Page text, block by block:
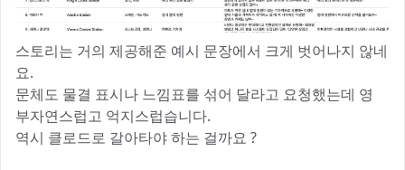
스토리는 거의 제공해준 예시 문장에서 크게 벗어나지 않네
요.
문체도 물결 표시나 느낌표를 섞어 달라고 요청했는데 영
부자연스럽고 억지스럽습니다.
역시 클로드로 갈아타야 하는 걸까요 ?